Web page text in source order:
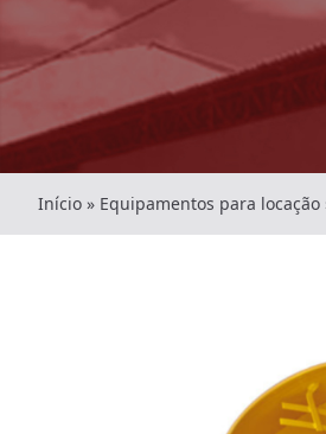
Início » Equipamentos para locação